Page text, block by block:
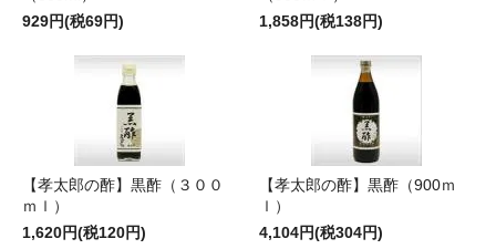
929円(税69円)
1,858円(税138円)
【孝太郎の酢】黒酢（３００
ｍｌ）
1,620円(税120円)
【孝太郎の酢】黒酢（900ｍ
ｌ）
4,104円(税304円)